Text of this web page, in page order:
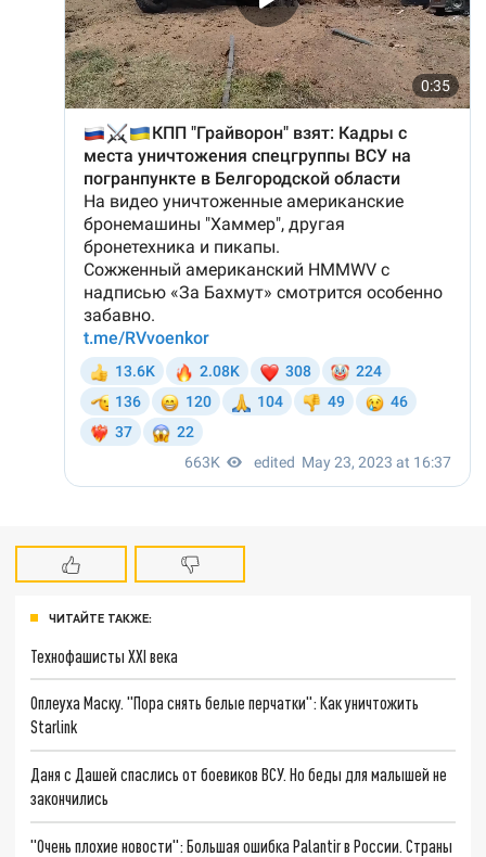
ЧИТАЙТЕ ТАКЖЕ:
Технофашисты XXI века
Оплеуха Маску. "Пора снять белые перчатки": Как уничтожить
Starlink
Даня с Дашей спаслись от боевиков ВСУ. Но беды для малышей не
закончились
"Очень плохие новости": Большая ошибка Palantir в России. Страны